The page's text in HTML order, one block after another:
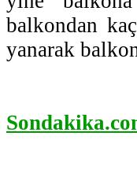
balkondan
yanarak